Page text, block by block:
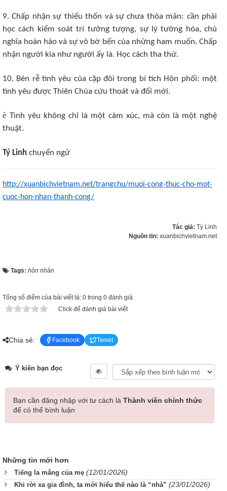
9. Chấp nhận sự thiếu thốn và sự chưa thỏa mãn: cần phải
học cách kiểm soát trí tưởng tượng, sự lý tưởng hóa, chủ
nghĩa hoàn hảo và sự vô bờ bến của những ham muốn. Chấp
nhận người kia như người ấy là. Học cách tha thứ.
10. Bén rễ tình yêu của cặp đôi trong bí tích Hôn phối: một
tình yêu được Thiên Chúa cứu thoát và đổi mới.
è Tình yêu không chỉ là một cảm xúc, mà còn là một nghệ
thuật.
Tý Linh chuyển ngữ
http://xuanbichvietnam.net/trangchu/muoi-cong-thuc-cho-mot-
cuoc-hon-nhan-thanh-cong/
Tác giả: Tý Linh
Nguồn tin: xuanbichvietnam.net
Tags: hôn nhân
Tổng số điểm của bài viết là: 0 trong 0 đánh giá
Click để đánh giá bài viết
Chia sẻ: Facebook Tweet
Ý kiến bạn đọc
Bạn cần đăng nhập với tư cách là Thành viên chính thức
để có thể bình luận
Những tin mới hơn
Tiếng la mắng của mẹ (12/01/2026)
Khi rời xa gia đình, ta mới hiểu thế nào là “nhà” (23/01/2026)